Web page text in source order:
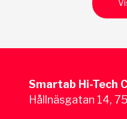
Smartab Hi-Tech
Hållnäsgatan 14,